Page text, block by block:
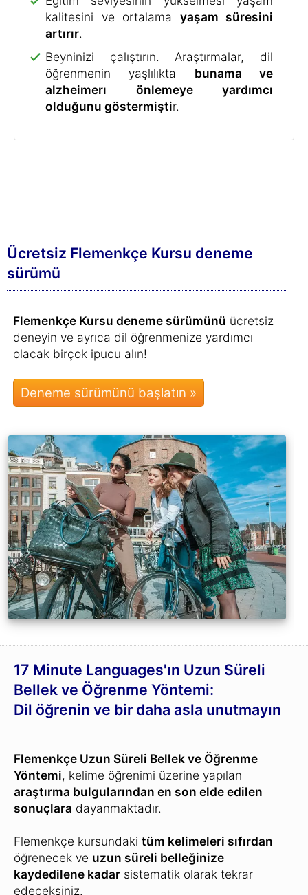
Flemenkçe Uzun Süreli Bellek ve Öğrenme
Yöntemi, kelime öğrenimi üzerine yapılan
sonuçlaradayanmaktadır.
Flemenkçe kursundakitüm kelimeleri sıfırdan
kaydedilene kadarsistematik olarak tekrar
edeceksiniz.
unutmayacaksınız.
Her kelime sistematik bir şekilde tekrar
sorulur:
Yeni bir kelime ilk denemede bilene kadar
her gün tekrar sorulur.
2 günsonra
8 günsonra
Ve 16 günsonra son bir kere daha sorulur.
hayatınız boyunca o kelimeyibir daha asla
unutmazsınız– sonsuza kadar uzun süreli
belleğinizde kalır.
(Ancak arada hatırlayamadığınız bir kelime
Bu yöntemlesize verilen tüm kelimeleri
ezberlersiniz.
Öğrenmeniz için her gün size yeni kelimeler